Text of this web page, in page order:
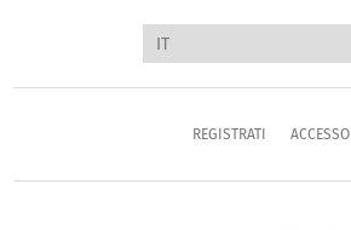
REGISTRATI ACCESSO